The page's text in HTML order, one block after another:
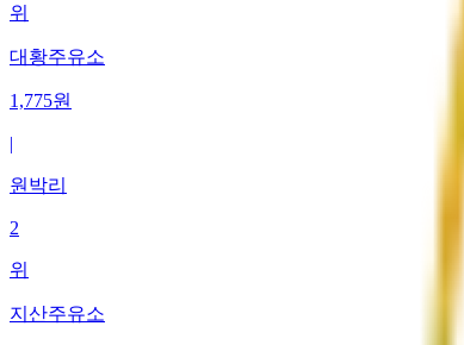
위
대황주유소
1,775원
|
원박리
2
위
지산주유소